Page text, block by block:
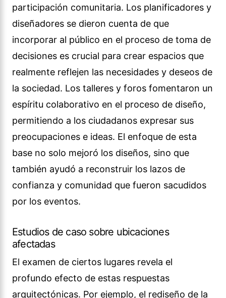
participación comunitaria. Los planificadores y
diseñadores se dieron cuenta de que
incorporar al público en el proceso de toma de
decisiones es crucial para crear espacios que
realmente reflejen las necesidades y deseos de
la sociedad. Los talleres y foros fomentaron un
espíritu colaborativo en el proceso de diseño,
permitiendo a los ciudadanos expresar sus
preocupaciones e ideas. El enfoque de esta
base no solo mejoró los diseños, sino que
también ayudó a reconstruir los lazos de
confianza y comunidad que fueron sacudidos
por los eventos.
Estudios de caso sobre ubicaciones
afectadas
El examen de ciertos lugares revela el
profundo efecto de estas respuestas
arquitectónicas. Por ejemplo, el rediseño de la